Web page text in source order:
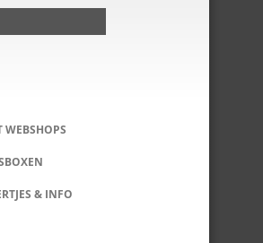
WEBSHOPS
& INFO